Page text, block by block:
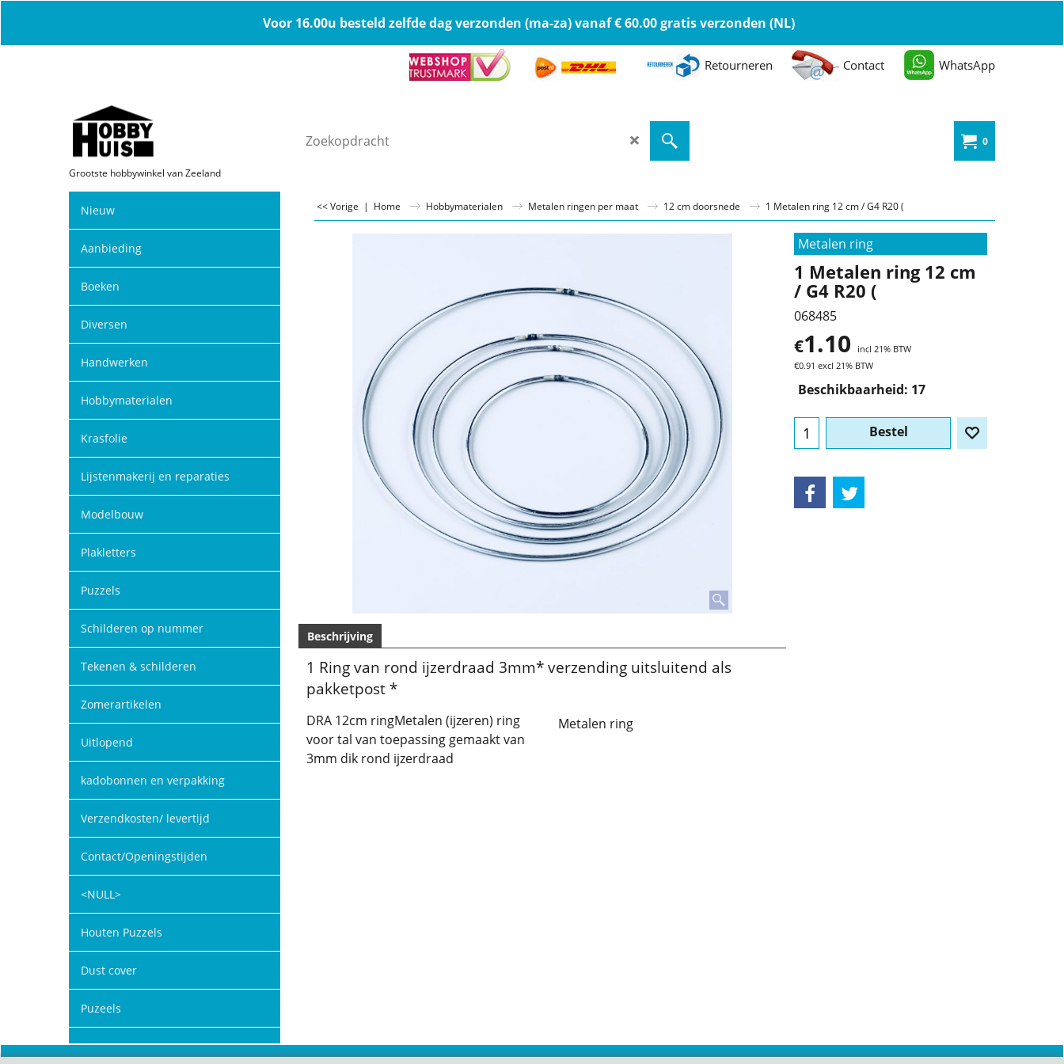
Voor 16.00u besteld zelfde dag verzonden (ma-za) vanaf € 60.00 gratis verzonden (NL)
Retourneren Contact WhatsApp
Grootste hobbywinkel van Zeeland
0
Nieuw
Aanbieding
Boeken
Diversen
Handwerken
Hobbymaterialen
Krasfolie
Lijstenmakerij en reparaties
Modelbouw
Plakletters
Puzzels
Schilderen op nummer
Tekenen & schilderen
Zomerartikelen
Uitlopend
kadobonnen en verpakking
Verzendkosten/ levertijd
Contact/Openingstijden
<NULL>
Houten Puzzels
Dust cover
Puzeels
<< Vorige | Home Hobbymaterialen Metalen ringen per maat 12 cm doorsnede 1 Metalen ring 12 cm / G4 R20 (
Metalen ring
1 Metalen ring 12 cm
/ G4 R20 (
068485
€1.10
incl 21% BTW
€0.91 excl 21% BTW
Beschikbaarheid: 17
Bestel
Beschrijving
1 Ring van rond ijzerdraad 3mm* verzending uitsluitend als
pakketpost *
Metalen ring
DRA 12cm ringMetalen (ijzeren) ring
voor tal van toepassing gemaakt van
3mm dik rond ijzerdraad